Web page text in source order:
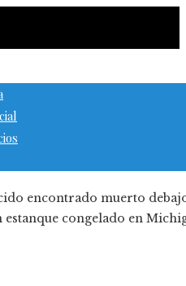
encontrado muerto
estanque congelado en